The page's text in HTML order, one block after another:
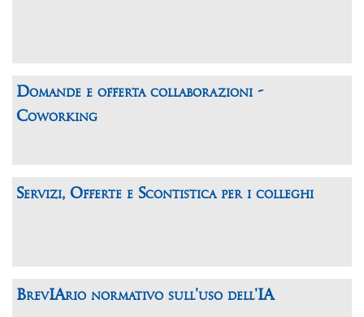
Domande e offerta collaborazioni -
Coworking
Servizi, Offerte e Scontistica per i colleghi
BrevIArio normativo sull'uso dell'IA